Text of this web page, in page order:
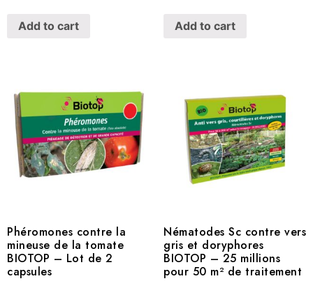
Add to cart Add to cart
Phéromones contre la
mineuse de la tomate
BIOTOP – Lot de 2
capsules
Nématodes Sc contre vers
gris et doryphores
BIOTOP – 25 millions
pour 50 m² de traitement